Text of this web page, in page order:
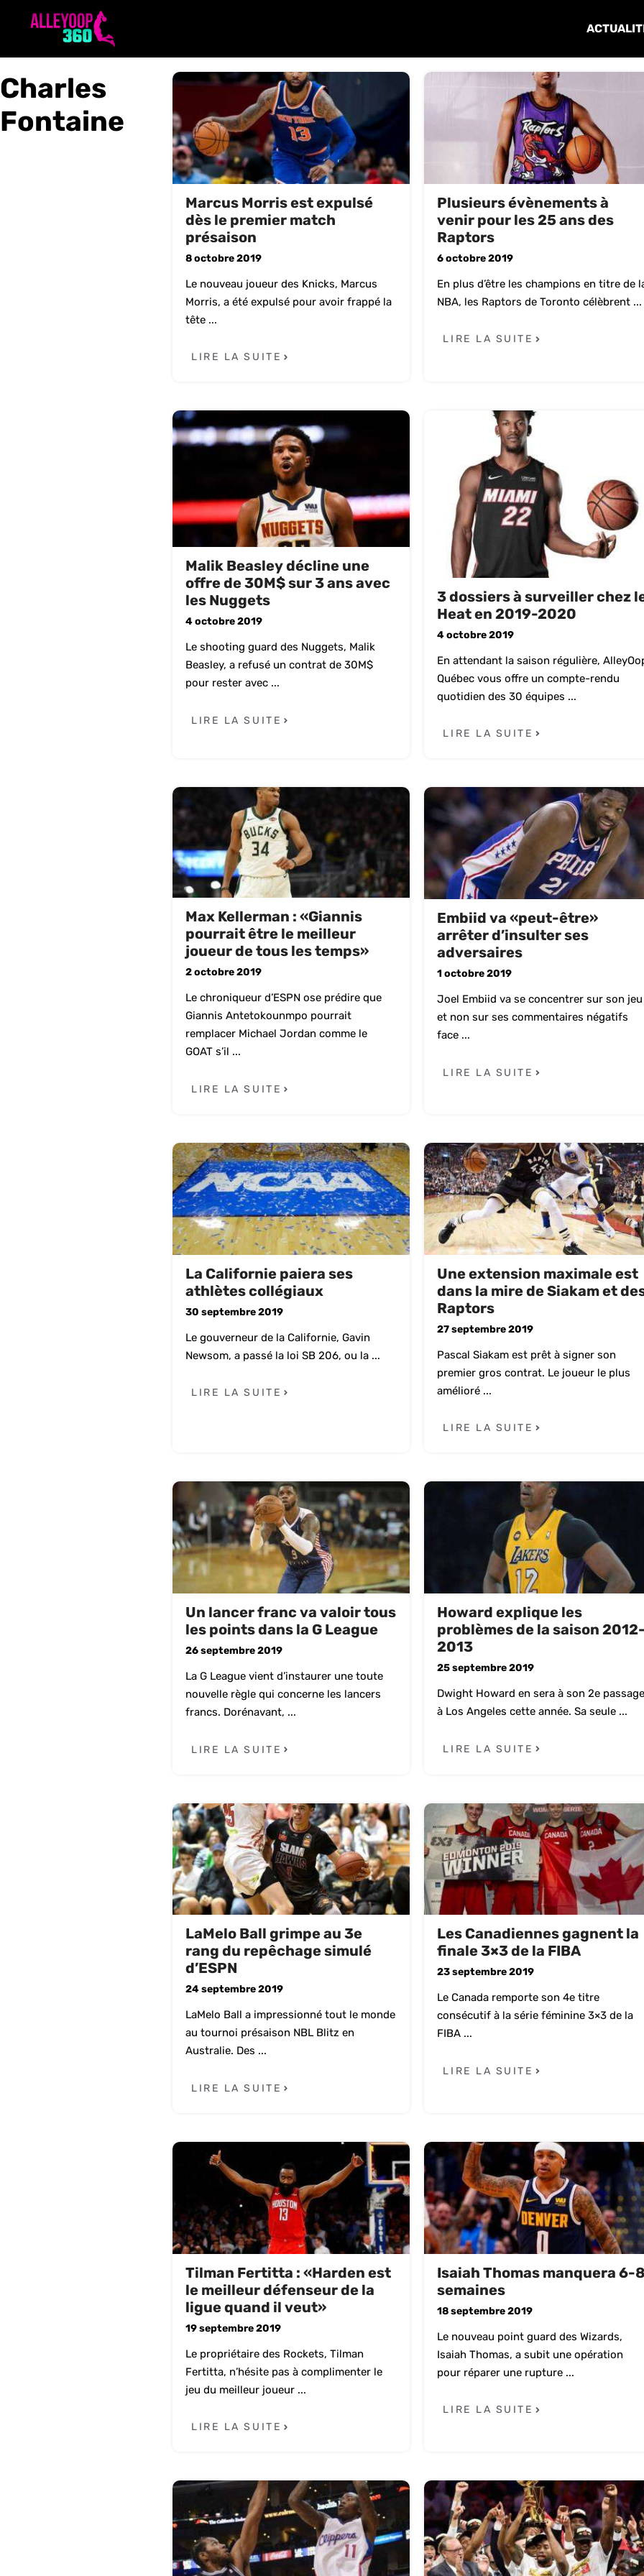
Charles
Fontaine
Marcus Morris est expulsé
dès le premier match
présaison
8 octobre 2019
Le nouveau joueur des Knicks, Marcus
Morris, a été expulsé pour avoir frappé la
tête ...
LIRE LA SUITE
Plusieurs évènements à
venir pour les 25 ans des
Raptors
6 octobre 2019
En plus d’être les champions en titre de
NBA, les Raptors de Toronto célèbrent ...
LIRE LA SUITE
Malik Beasley décline une
offre de 30M$ sur 3 ans avec
les Nuggets
4 octobre 2019
Le shooting guard des Nuggets, Malik
Beasley, a refusé un contrat de 30M$
pour rester avec ...
LIRE LA SUITE
3 dossiers à surveiller chez
Heat en 2019-2020
4 octobre 2019
En attendant la saison régulière,
Québec vous offre un compte-rendu
quotidien des 30 équipes ...
LIRE LA SUITE
Max Kellerman : «Giannis
pourrait être le meilleur
joueur de tous les temps»
2 octobre 2019
Le chroniqueur d’ESPN ose prédire que
Giannis Antetokounmpo pourrait
remplacer Michael Jordan comme le
GOAT s’il ...
LIRE LA SUITE
Embiid va «peut-être»
arrêter d’insulter ses
adversaires
1 octobre 2019
Joel Embiid va se concentrer sur son jeu
et non sur ses commentaires négatifs
face ...
LIRE LA SUITE
La Californie paiera ses
athlètes collégiaux
30 septembre 2019
Le gouverneur de la Californie, Gavin
Newsom, a passé la loi SB 206, ou la ...
LIRE LA SUITE
Une extension maximale est
dans la mire de Siakam et
Raptors
27 septembre 2019
Pascal Siakam est prêt à signer son
premier gros contrat. Le joueur le plus
amélioré ...
LIRE LA SUITE
Un lancer franc va valoir tous
les points dans la G League
26 septembre 2019
La G League vient d’instaurer une toute
nouvelle règle qui concerne les lancers
francs. Dorénavant, ...
LIRE LA SUITE
Howard explique les
problèmes de la saison
2013
25 septembre 2019
Dwight Howard en sera à son 2e
à Los Angeles cette année. Sa seule ...
LIRE LA SUITE
LaMelo Ball grimpe au 3e
rang du repêchage simulé
d’ESPN
24 septembre 2019
LaMelo Ball a impressionné tout le monde
au tournoi présaison NBL Blitz en
Australie. Des ...
LIRE LA SUITE
Les Canadiennes gagnent la
finale 3×3 de la FIBA
23 septembre 2019
Le Canada remporte son 4e titre
consécutif à la série féminine 3×3 de la
FIBA ...
LIRE LA SUITE
Tilman Fertitta : «Harden est
le meilleur défenseur de la
ligue quand il veut»
19 septembre 2019
Le propriétaire des Rockets, Tilman
Fertitta, n’hésite pas à complimenter le
jeu du meilleur joueur ...
LIRE LA SUITE
Isaiah Thomas manquera 6-
semaines
18 septembre 2019
Le nouveau point guard des Wizards,
Isaiah Thomas, a subit une opération
pour réparer une rupture ...
LIRE LA SUITE